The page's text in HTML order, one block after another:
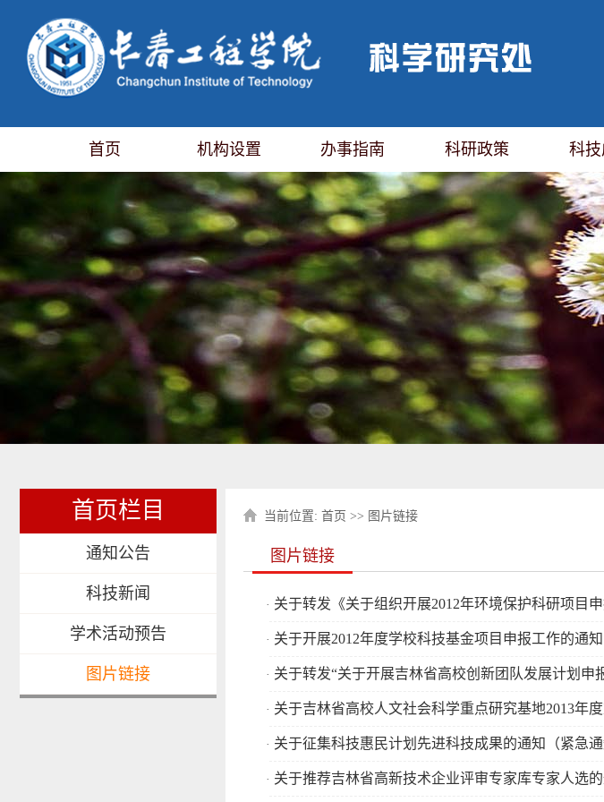
首页 机构设置 办事指南 科研政策 科
首页栏目
通知公告
科技新闻
学术活动预告
图片链接
当前位置: 首页 >> 图片链接
图片链接
· 关于转发《关于组织开展2012年环境保护科研项目
· 关于开展2012年度学校科技基金项目申报工作的通知
· 关于转发“关于开展吉林省高校创新团队发展计划申
· 关于吉林省高校人文社会科学重点研究基地2013年
· 关于征集科技惠民计划先进科技成果的通知（紧急通
· 关于推荐吉林省高新技术企业评审专家库专家人选